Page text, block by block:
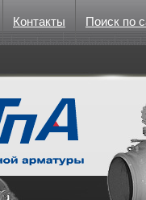
Контакты Поиск по